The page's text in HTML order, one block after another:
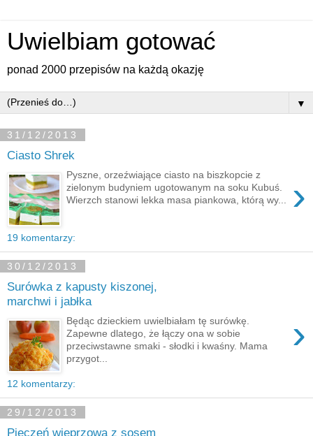
Uwielbiam gotować
ponad 2000 przepisów na każdą okazję
▼
31/12/2013
Ciasto Shrek
›
Pyszne, orzeźwiające ciasto na biszkopcie z
zielonym budyniem ugotowanym na soku Kubuś.
Wierzch stanowi lekka masa piankowa, którą wy...
19 komentarzy:
30/12/2013
Surówka z kapusty kiszonej,
marchwi i jabłka
›
Będąc dzieckiem uwielbiałam tę surówkę.
Zapewne dlatego, że łączy ona w sobie
przeciwstawne smaki - słodki i kwaśny. Mama
przygot...
12 komentarzy:
29/12/2013
Pieczeń wieprzowa z sosem